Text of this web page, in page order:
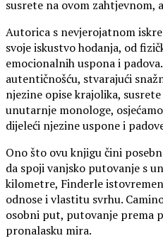
susrete na ovom
Autorica s nevjerojatnom
svoje iskustvo hodanja, od
emocionalnih uspona i
autentičnošću, stvarajući
njezine opise krajolika,
unutarnje monologe,
dijeleći njezine uspone i
Ono što ovu knjigu čini
da spoji vanjsko putovanje s
kilometre, Finderle
odnose i vlastitu svrhu.
osobni put, putovanje prema
pronalasku mira.